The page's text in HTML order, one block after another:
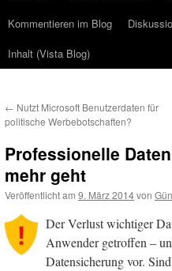
Kommentieren im Blog
Inhalt (Vista Blog)
← Nutzt Microsoft Benutzerdaten für
politische Werbebotschaften?
Professionelle
mehr geht
Veröffentlicht am 9. März 2014von
Der Verlust wichtiger
Anwender getroffen –
Datensicherung vor.